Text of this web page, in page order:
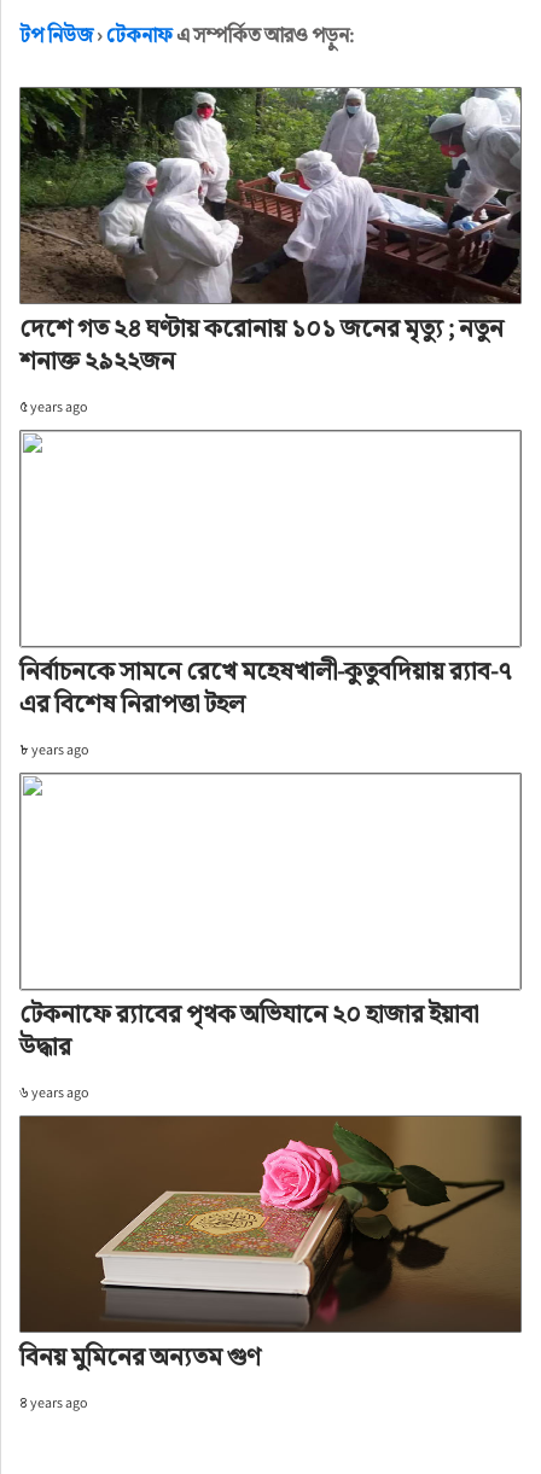
টপ নিউজ›টেকনাফএ সম্পর্কিত আরও পড়ুন:
দেশে গত ২৪ ঘণ্টায় করোনায় ১০১ জনের মৃত্যু ; নতুন
শনাক্ত ২৯২২জন
৫ years ago
নির্বাচনকে সামনে রেখে মহেষখালী-কুতুবদিয়ায় র‌্যাব-৭
এর বিশেষ নিরাপত্তা টহল
৮ years ago
টেকনাফে র‍্যাবের পৃথক অভিযানে ২০ হাজার ইয়াবা
উদ্ধার
৬ years ago
বিনয় মুমিনের অন্যতম গুণ
৪ years ago